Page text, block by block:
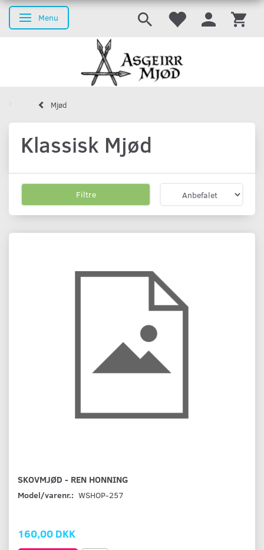
Skifte navigation
Menu
Mjød
Klassisk Mjød
Filtre
SKOVMJØD - REN HONNING
Model/varenr.: WSHOP-257
160,00 DKK